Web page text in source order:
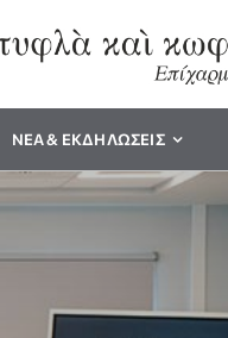
ΝΕΑ & ΕΚΔΗΛΩΣΕΙΣ